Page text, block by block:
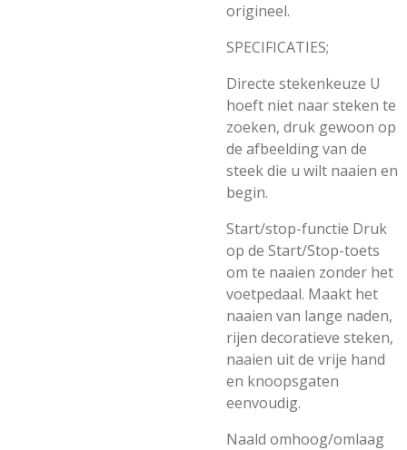
origineel.
SPECIFICATIES;
Directe stekenkeuze U
hoeft niet naar steken te
zoeken, druk gewoon op
de afbeelding van de
steek die u wilt naaien en
begin.
Start/stop-functie Druk
op de Start/Stop-toets
om te naaien zonder het
voetpedaal. Maakt het
naaien van lange naden,
rijen decoratieve steken,
naaien uit de vrije hand
en knoopsgaten
eenvoudig.
Naald omhoog/omlaag